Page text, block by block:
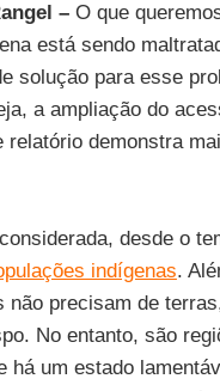
– O que
está sendo
solução para esse
a ampliação do
relatório demonstra
desde o
indígenas.
não precisam de
No entanto, são
há um estado